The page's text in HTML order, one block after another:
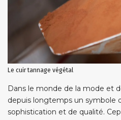
Le cuir tannage végétal
Dans le monde de la mode et
depuis longtemps un symbole
sophistication et de qualité.